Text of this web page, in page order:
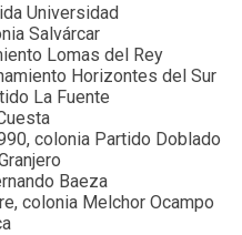
Universidad
Salvárcar
Lomas del Rey
Horizontes del Sur
La Fuente
colonia Partido Doblado
Baeza
colonia Melchor Ocampo